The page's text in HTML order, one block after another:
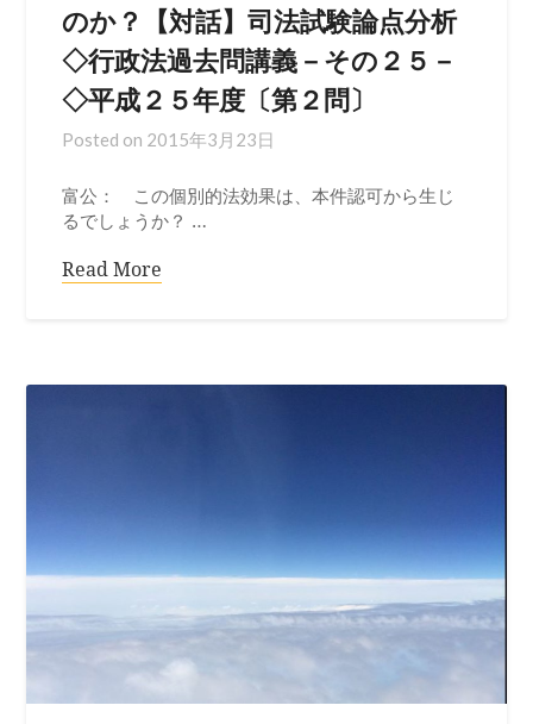
のか？【対話】司法試験論点分析
◇行政法過去問講義－その２５－
◇平成２５年度〔第２問〕
Posted on 2015年3月23日
富公： この個別的法効果は、本件認可から生じ
るでしょうか？ …
Read More